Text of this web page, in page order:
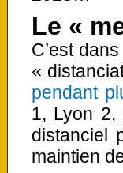
Le «
C’est
«
pendant
1, Lyon
distanciel
maintien